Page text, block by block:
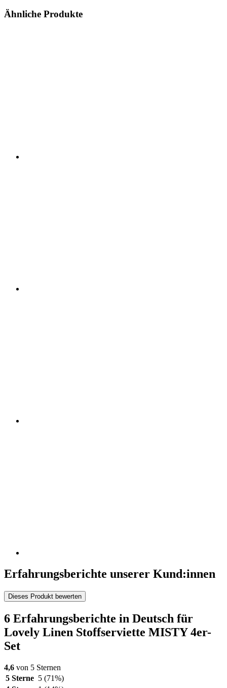
Ähnliche Produkte
Erfahrungsberichte unserer Kund:innen
Dieses Produkt bewerten
6 Erfahrungsberichte in Deutsch für
Lovely Linen Stoffserviette MISTY 4er-
Set
4,6 von 5 Sternen
5 Sterne 5 (71%)